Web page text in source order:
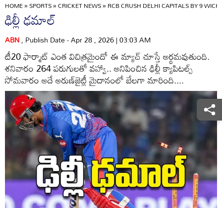
HOME»SPORTS»CRICKET NEWS»RCB CRUSH DELHI CAPITALS BY 9
ఢిల్లీ ఢమాల్‌
ABN, Publish Date - Apr 28 , 2026 | 03:03 AM
టీ20 ఫార్మాట్‌ ఎంత విచిత్రమైందో ఈ మ్యాచ్‌ చూస్తే అర్థమవుతుంది.
శనివారం 264 పరుగులతో వహ్వా.. అనిపించిన ఢిల్లీ క్యాపిటల్స్‌
సోమవారం అదే అరుణ్‌జైట్లీ మైదానంలో బేలగా మారింది....